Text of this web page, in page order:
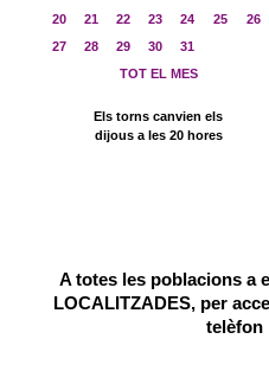
20
21 22 23 24 25
26
27
28 29 30
31
TOT EL MES
Els torns canvien els
dijous a les 20 hores
A totes les poblacions a
LOCALITZADES, per
telèfon